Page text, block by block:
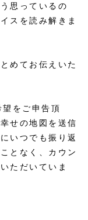
思っているの
スを読み解きま
めてお伝えいた
をご申告頂
せの地図を送信
いつでも振り返
となく、カウン
ただいていま